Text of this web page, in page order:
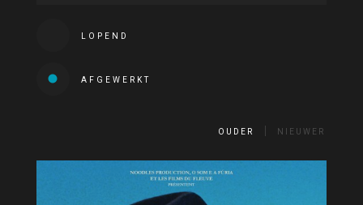
LOPEND
AFGEWERKT
OUDER NIEUWER